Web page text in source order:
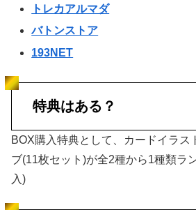
トレカアルマダ
バトンストア
193NET
特典はある？
BOX購入特典として、カードイラス
ブ(11枚セット)が全2種から1種類ラ
入)